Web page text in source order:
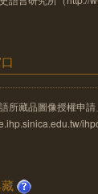
所藏品圖像授權申請
藏